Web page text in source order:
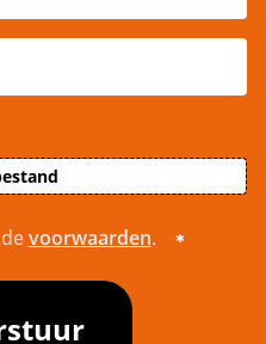
voorwaarden.